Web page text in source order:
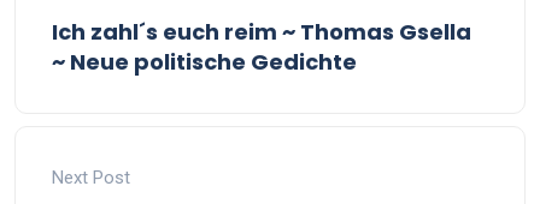
Ich zahl´s euch reim ~ Thomas Gsella
~ Neue politische Gedichte
Next Post